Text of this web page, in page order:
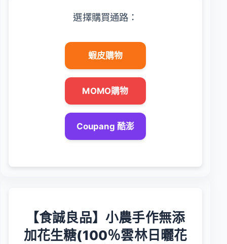
選擇購買通路：
蝦皮購物
MOMO購物
Coupang 酷澎
【食誠良品】小農手作無添
加花生糖(100％雲林日曬花